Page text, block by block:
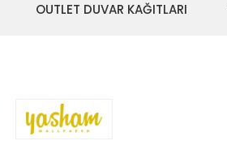
OUTLET DUVAR KAĞITLARI